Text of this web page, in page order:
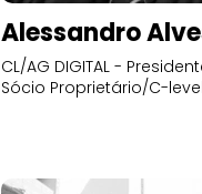
Alessandro
CL/AG DIGITAL -
Sócio Proprietário/C-level